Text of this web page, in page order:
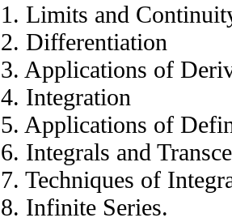
1. Limits and
2. Differentiation
3. Applications of
4. Integration
5. Applications of
6. Integrals and
7. Techniques of
8. Infinite Series.